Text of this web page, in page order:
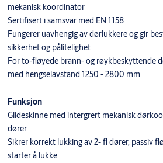
mekanisk koordinator
Sertifisert i samsvar med EN 1158
Fungerer uavhengig av dørlukkere og gir
sikkerhet og pålitelighet
For to-fløyede brann- og røykbeskyttende
med hengselavstand 1250 - 2800 mm
Funksjon
Glideskinne med intergrert mekanisk
dører
Sikrer korrekt lukking av 2- fl dører, passiv
starter å lukke